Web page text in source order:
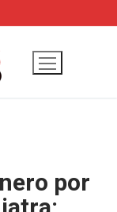
por